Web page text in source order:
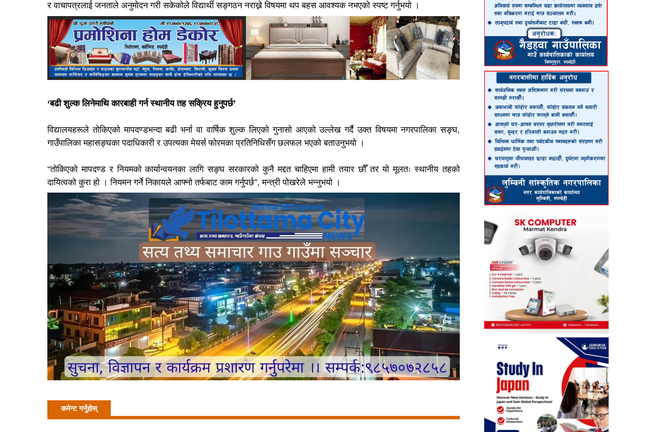
र वाचापत्रलाई जनताले अनुमोदन गरी सकेकोले विद्यार्थी सङ्गठन नराख्ने विषयमा थप बहस आवश्यक नभएको स्पष्ट गर्नुभयो ।
‘बढी शुल्क लिनेमाथि कारबाही गर्न स्थानीय तह सक्रिय हुनुपर्छ’
विद्यालयहरूले तोकिएको मापदण्डभन्दा बढी भर्ना वा वार्षिक शुल्क लिएको गुनासो आएको उल्लेख गर्दै उक्त विषयमा नगरपालिका सङ्घ,
गाउँपालिका महासङ्घका पदाधिकारी र उपत्यका मेयर्स फोरमका प्रतिनिधिसँग छलफल भएको बताउनुभयो ।
“तोकिएको मापदण्ड र नियमको कार्यान्वयनका लागि सङ्घ सरकारको कुनै मद्दत चाहिएमा हामी तयार छौँ तर यो मूलतः स्थानीय तहको
दायित्वको कुरा हो । नियमन गर्ने निकायले आफ्नो तर्फबाट काम गर्नुपर्छ”, मन्त्री पोखरेले भन्नुभयो ।
कमेन्ट गर्नुहोस्